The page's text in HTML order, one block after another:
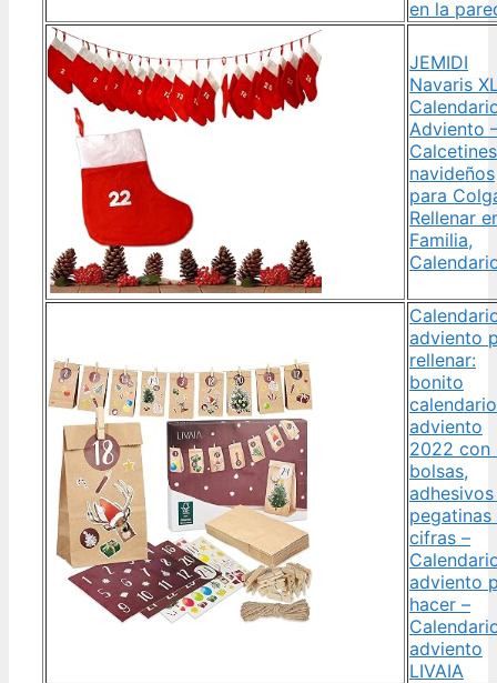
en la
JEMIDI
Navaris
Adviento
Calcetines
navideños
para
Rellenar
Familia,
adviento
rellenar:
bonito
calendario
adviento
2022 con
bolsas,
pegatinas
cifras –
adviento
hacer –
adviento
LIVAIA